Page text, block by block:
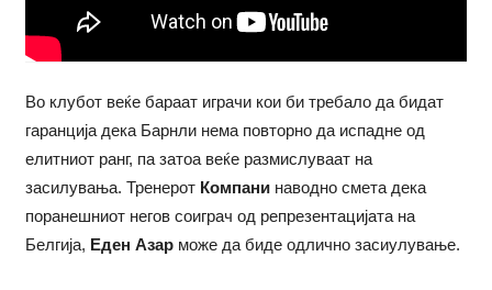
Во клубот веќе бараат играчи кои би требало да бидат
гаранција дека Барнли нема повторно да испадне од
елитниот ранг, па затоа веќе размислуваат на
засилувања. Тренерот Компани наводно смета дека
поранешниот негов соиграч од репрезентацијата на
Белгија, Еден Азар може да биде одлично засиулување.